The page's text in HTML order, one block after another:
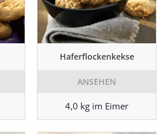
Haferflockenkekse
ANSEHEN
4,0 kg im Eimer